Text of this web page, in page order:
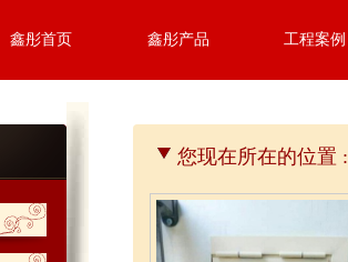
鑫彤首页 鑫彤产品 工程案例
您现在所在的位置 :